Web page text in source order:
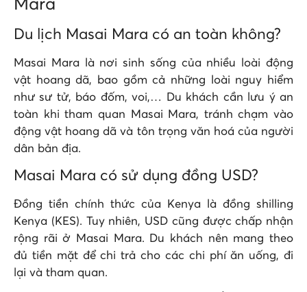
Mara
Du lịch Masai Mara có an toàn không?
Masai Mara là nơi sinh sống của nhiều loài động
vật hoang dã, bao gồm cả những loài nguy hiểm
như sư tử, báo đốm, voi,… Du khách cần lưu ý an
toàn khi tham quan Masai Mara, tránh chạm vào
động vật hoang dã và tôn trọng văn hoá của người
dân bản địa.
Masai Mara có sử dụng đồng USD?
Đồng tiền chính thức của Kenya là đồng shilling
Kenya (KES). Tuy nhiên, USD cũng được chấp nhận
rộng rãi ở Masai Mara. Du khách nên mang theo
đủ tiền mặt để chi trả cho các chi phí ăn uống, đi
lại và tham quan.